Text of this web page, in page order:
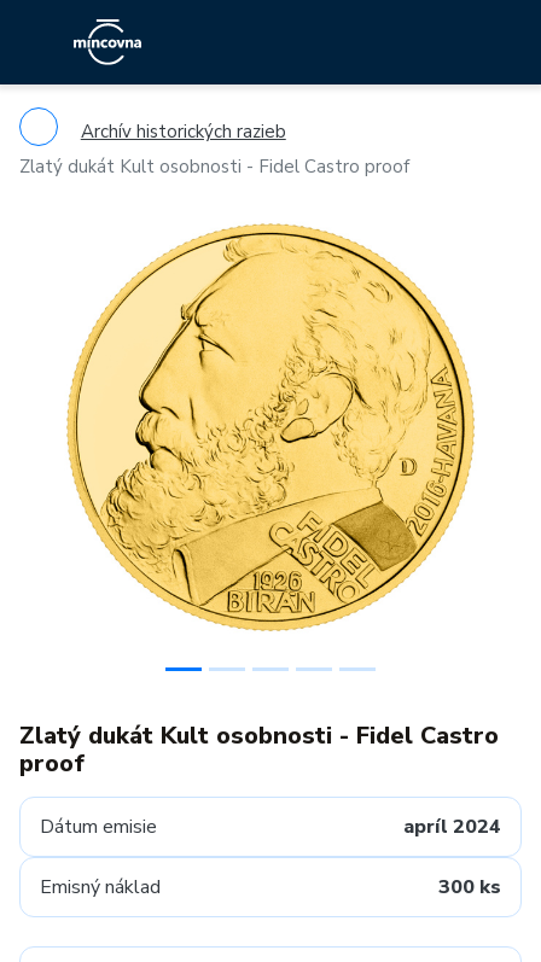
Archív historických razieb
Zlatý dukát Kult osobnosti - Fidel Castro proof
Previous
Zlatý dukát Kult osobnosti - Fidel Castro
proof
Dátum emisie apríl 2024
Emisný náklad 300 ks